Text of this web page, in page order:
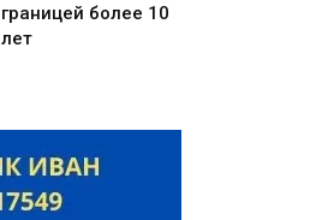
границей более 10
лет